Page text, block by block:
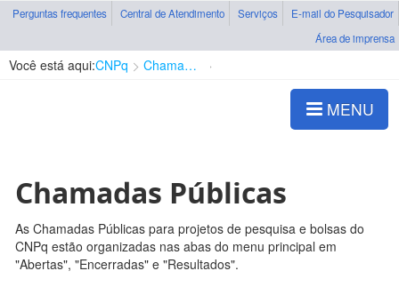
Perguntas frequentes Central de Atendimento Serviços
E-mail do Pesquisador
Área de imprensa
Você está aqui:CNPq Chamadas
MENU
Chamadas Públicas
As Chamadas Públicas para projetos de pesquisa e bolsas do
CNPq estão organizadas nas abas do menu principal em
"Abertas", "Encerradas" e "Resultados".